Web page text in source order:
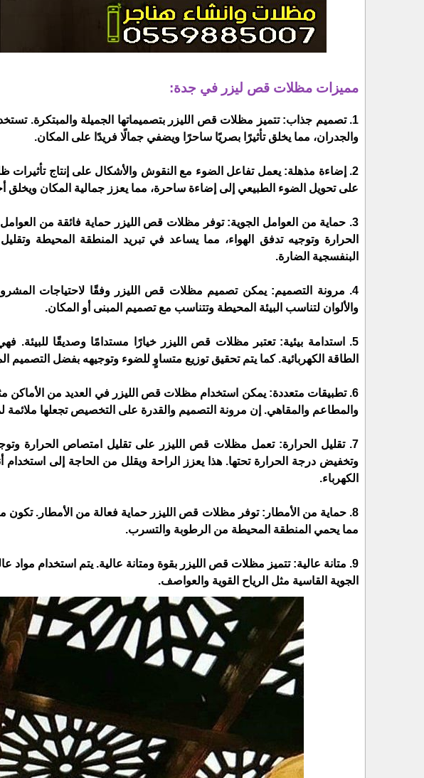
مميزات مظلات قص ليزر في جدة:
1. تصميم جذاب: تتميز مظلات قص الليزر بتصميماتها الجميلة والمبتكرة.
والجدران، مما يخلق تأثيرًا بصريًا ساحرًا ويضفي جمالًا فريدًا على المكان.
2. إضاءة مذهلة: يعمل تفاعل الضوء مع النقوش والأشكال على إنتاج
على تحويل الضوء الطبيعي إلى إضاءة ساحرة، مما يعزز جمالية المكان ويخلق
3. حماية من العوامل الجوية: توفر مظلات قص الليزر حماية فائقة من
الحرارة وتوجيه تدفق الهواء، مما يساعد في تبريد المنطقة المحيطة
البنفسجية الضارة.
4. مرونة التصميم: يمكن تصميم مظلات قص الليزر وفقًا لاحتياجات
والألوان لتناسب البيئة المحيطة وتتناسب مع تصميم المبنى أو المكان.
5. استدامة بيئية: تعتبر مظلات قص الليزر خيارًا مستدامًا وصديقًا للبيئة.
الطاقة الكهربائية. كما يتم تحقيق توزيع متساوٍ للضوء وتوجيهه بفضل التصميم
6. تطبيقات متعددة: يمكن استخدام مظلات قص الليزر في العديد من الأماكن مثل
والمطاعم والمقاهي. إن مرونة التصميم والقدرة على التخصيص تجعلها ملائمة
7. تقليل الحرارة: تعمل مظلات قص الليزر على تقليل امتصاص الحرارة
وتخفيض درجة الحرارة تحتها. هذا يعزز الراحة ويقلل من الحاجة إلى استخدام
الكهرباء.
8. حماية من الأمطار: توفر مظلات قص الليزر حماية فعالة من الأمطار. تكون
مما يحمي المنطقة المحيطة من الرطوبة والتسرب.
9. متانة عالية: تتميز مظلات قص الليزر بقوة ومتانة عالية. يتم استخدام مواد
الجوية القاسية مثل الرياح القوية والعواصف.